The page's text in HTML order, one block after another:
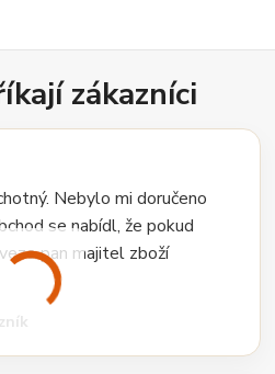
zákazníci
Nebylo mi doručeno
se nabídl, že pokud
pan majitel zboží